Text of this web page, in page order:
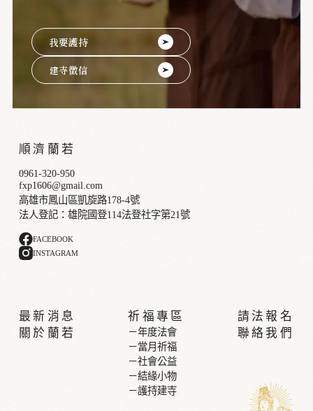
我要護持
建寺徵信
順濟蘭若
0961-320-950
fxp1606@gmail.com
高雄市鳳山區凱旋路178-4號
法人登記：雄院國登114法登社字第21號
FACEBOOK
INSTAGRAM
最新消息
關於蘭若
祈福專區
－年度法會
－當月祈福
－社會公益
－結緣小物
－護持建寺
請法報名
聯絡我們